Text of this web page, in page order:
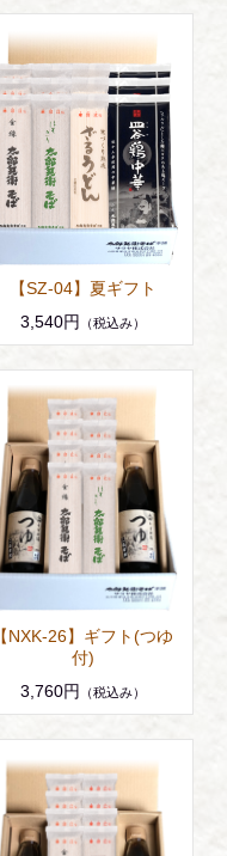
【SZ-04】夏ギフト
3,540円
（税込み）
【NXK-26】ギフト(つゆ
付)
3,760円
（税込み）